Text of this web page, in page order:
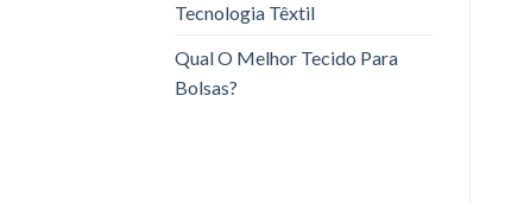
Tecnologia Têxtil
Qual O Melhor Tecido Para
Bolsas?